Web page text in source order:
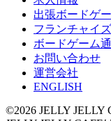
出張ボードゲ
フランチャイ
ボードゲーム
お問い合わせ
運営会社
ENGLISH
©2026 JELLY JELLY